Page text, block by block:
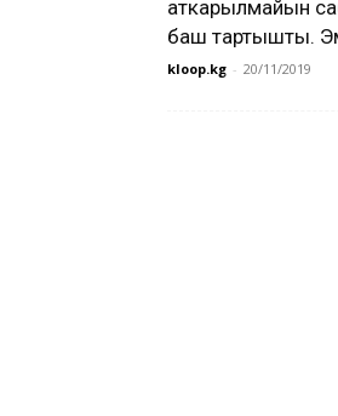
аткарылмайын
баш тартышты.
kloop.kg - 20/11/2019